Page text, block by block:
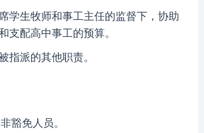
学生牧师和事工主任的监督下，协助
支配高中事工的预算。
指派的其他职责。
豁免人员。